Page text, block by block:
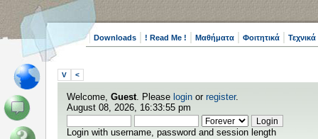
Downloads ! Read Me ! Μαθήματα Φοιτητικά
V <
Welcome, Guest. Please login or register.
August 08, 2026, 16:33:55 pm
Login with username, password and session length